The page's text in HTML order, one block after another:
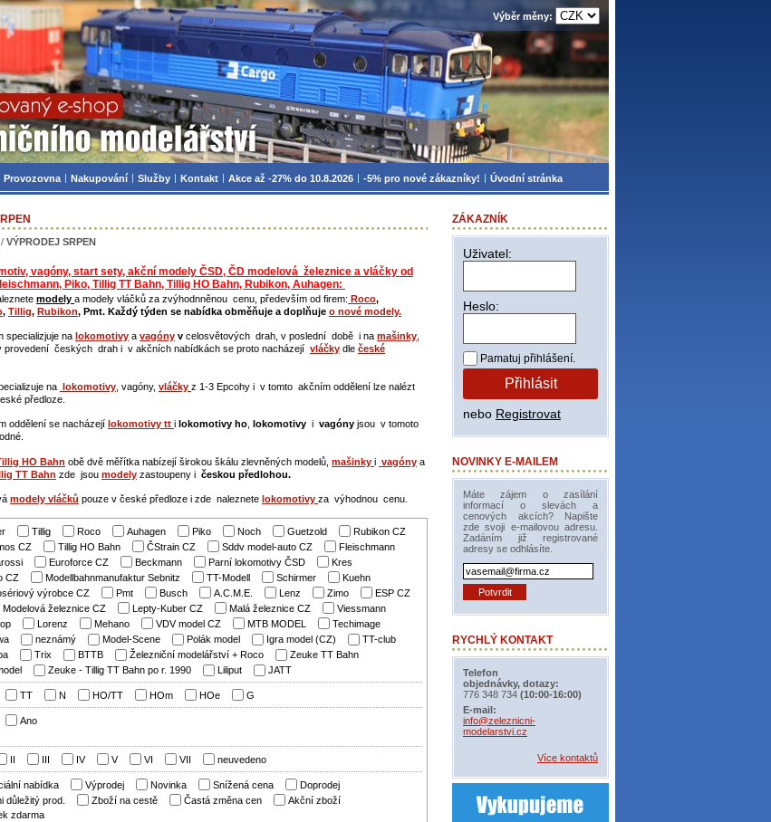
/ VÝPRODEJ SRPEN
vagóny, start sety, akční modely ČSD, ČD modelová železnice a vláčky od
Piko, Tillig TT Bahn, Tillig HO Bahn, Rubikon, Auhagen:
modely a modely vláčků za zvýhodnněnou cenu, především od firem: Roco,
, Tillig, Rubikon, Pmt. Každý týden se nabídka obměňuje a doplňuje o nové modely.
specializjuje na lokomotivy a vagóny v celosvětových drah, v poslední době i na mašinky,
provedení českých drah i v akčních nabídkách se proto nacházejí vláčky dle české
na lokomotivy , vagóny, vláčky z 1-3 Epcohy i v tomto akčním oddělení lze nalézt
předloze.
oddělení se nacházejí lokomotivy tt i lokomotivy ho lokomotivy i vagóny jsou v tomoto
HO Bahn obě dvě měřítka nabízejí širokou škálu zlevněných modelů, mašinky i vagóny a
TT Bahn zde jsou modely zastoupeny i českou předlohou.
modely vláčků pouze v české předloze i zde naleznete lokomotivy za výhodnou cenu.
Tillig Roco Auhagen Piko Noch Guetzold
Rubikon CZ
CZ
Tillig HO Bahn ČStrain CZ Sddv model-auto CZ
Fleischmann
Euroforce CZ Beckmann Parní lokomotivy ČSD
Kres
CZ
Modellbahnmanufaktur Sebnitz TT-Modell Schirmer
Kuehn
výrobce CZ
Pmt Busch A.C.M.E. Lenz Zimo
ESP CZ
Modelová železnice CZ
Lepty-Kuber CZ Malá železnice CZ
Viessmann
Lorenz Mehano VDV model CZ MTB MODEL
Techimage
neznámý Model-Scene Polák model Igra model (CZ)
TT-club
Trix BTTB Železniční modelářství + Roco
Zeuke TT Bahn
Zeuke - Tillig TT Bahn po r. 1990 Liliput JATT
TT N HO/TT HOm HOe G
Ano
II III IV V VI VII neuvedeno
nabídka Výprodej Novinka Snížená cena
Doprodej
důležitý prod.
Zboží na cestě Častá změna cen
Akční zboží
zdarma
ZÁKAZNÍK
Uživatel:
Heslo:
Pamatuj přihlášení.
Přihlásit
nebo Registrovat
NOVINKY E-MAILEM
Máte zájem o zasílání
informací o slevách a
cenových akcích? Napište
zde svoji e-mailovou adresu.
Zadáním již registrované
adresy se odhlásíte.
RYCHLÝ KONTAKT
Telefon
objednávky, dotazy:
776 348 734 (10:00-16:00)
E-mail:
info@zeleznicni-
modelarstvi.cz
Více kontaktů
modelářství, modely, TT, H0, mašinky
Výběr měny:
Provozovna Nakupování Služby Kontakt Akce až -27% do 10.8.2026 -5% pro nové zákazníky! Úvodní stránka